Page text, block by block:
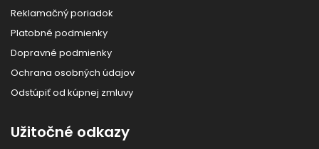
Reklamačný poriadok
Platobné podmienky
Dopravné podmienky
Ochrana osobných údajov
Odstúpiť od kúpnej zmluvy
Užitočné odkazy